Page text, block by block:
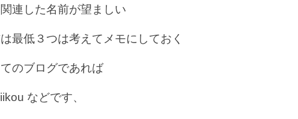
連した名前が望ましい
低３つは考えてメモにしておく
のブログであれば
などです、